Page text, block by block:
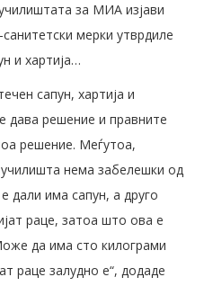
за МИА изјави
мерки утврдиле
и хартија…
сапун, хартија и
дава решение и правните
решение. Меѓутоа,
нема забелешки од
дали има сапун, а друго
раце, затоа што ова е
да има сто килограми
раце залудно е“, додаде